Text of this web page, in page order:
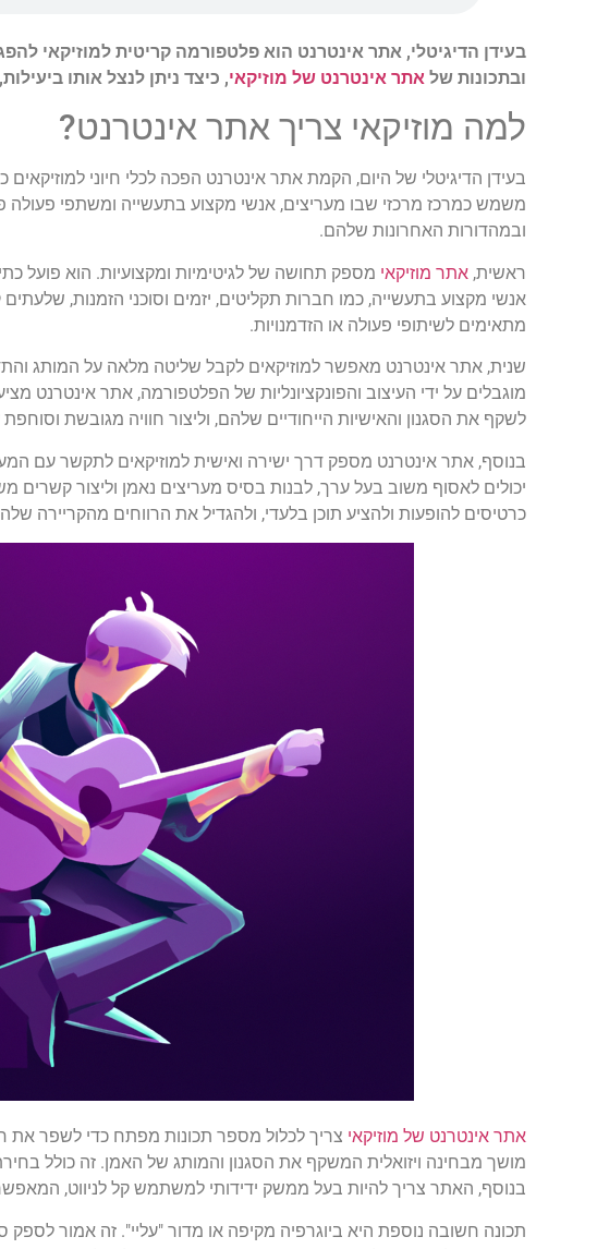
בעידן הדיגיטלי, אתר אינטרנט הוא פלטפורמה קריטית למוזיקאי
ובתכונות של אתר אינטרנט של מוזיקאי, כיצד ניתן לנצל אותו
למה מוזיקאי צריך אתר אינטרנט?
בעידן הדיגיטלי של היום, הקמת אתר אינטרנט הפכה לכלי חיוני
משמש כמרכז מרכזי שבו מעריצים, אנשי מקצוע בתעשייה ומשתפי פעולה
ובמהדורות האחרונות שלהם.
ראשית, אתר מוזיקאי מספק תחושה של לגיטימיות ומקצועיות. הוא פועל
אנשי מקצוע בתעשייה, כמו חברות תקליטים, יזמים וסוכני הזמנות,
מתאימים לשיתופי פעולה או הזדמנויות.
שנית, אתר אינטרנט מאפשר למוזיקאים לקבל שליטה מלאה על המותג
מוגבלים על ידי העיצוב והפונקציונליות של הפלטפורמה, אתר אינטרנט
לשקף את הסגנון והאישיות הייחודיים שלהם, וליצור חוויה מגובשת
בנוסף, אתר אינטרנט מספק דרך ישירה ואישית למוזיקאים לתקשר עם
יכולים לאסוף משוב בעל ערך, לבנות בסיס מעריצים נאמן וליצור
כרטיסים להופעות ולהציע תוכן בלעדי, ולהגדיל את הרווחים מהקריירה
אתר אינטרנט של מוזיקאי צריך לכלול מספר תכונות מפתח כדי לשפר את
מושך מבחינה ויזואלית המשקף את הסגנון והמותג של האמן. זה כולל
בנוסף, האתר צריך להיות בעל ממשק ידידותי למשתמש קל לניווט,
תכונה חשובה נוספת היא ביוגרפיה מקיפה או מדור "עליי". זה אמור